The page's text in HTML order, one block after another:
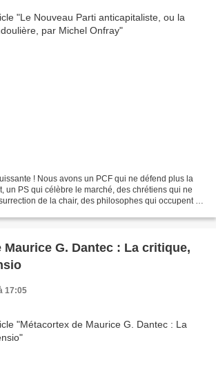
! Nous avons un PCF qui ne défend plus la
un PS qui célèbre le marché, des chrétiens qui ne
de la chair, des philosophes qui occupent le
Maurice G. Dantec : La critique,
17:05